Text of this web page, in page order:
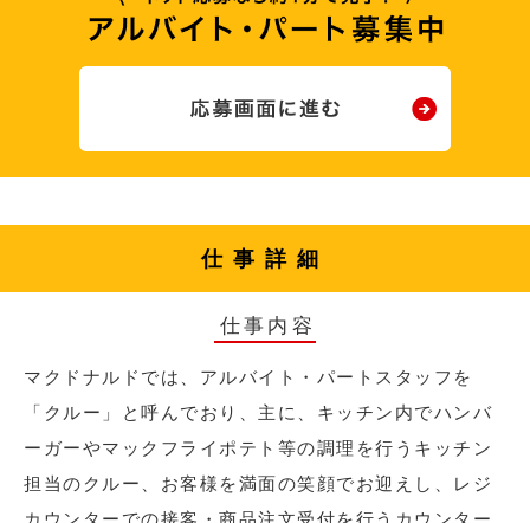
仕事詳細
仕事内容
マクドナルドでは、アルバイト・パートスタッフを
「クルー」と呼んでおり、主に、キッチン内でハンバ
ーガーやマックフライポテト等の調理を行うキッチン
担当のクルー、お客様を満面の笑顔でお迎えし、レジ